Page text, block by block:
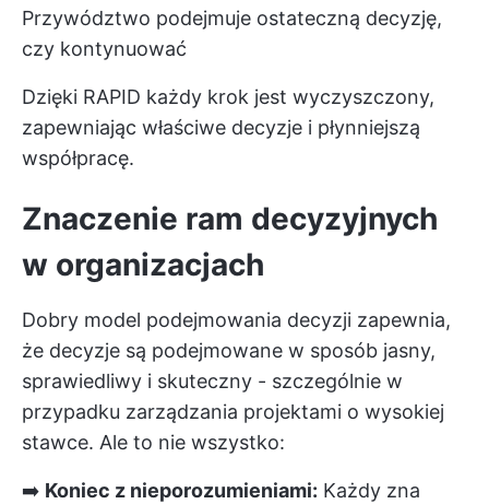
Przywództwo podejmuje ostateczną decyzję,
czy kontynuować
Dzięki RAPID każdy krok jest wyczyszczony,
zapewniając właściwe decyzje i płynniejszą
współpracę.
Znaczenie ram decyzyjnych
w organizacjach
Dobry model podejmowania decyzji zapewnia,
że decyzje są podejmowane w sposób jasny,
sprawiedliwy i skuteczny - szczególnie w
przypadku zarządzania projektami o wysokiej
stawce. Ale to nie wszystko:
➡️ Koniec z nieporozumieniami: Każdy zna